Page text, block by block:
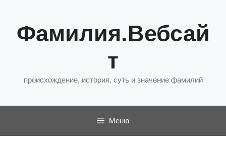
содержимому
Фамилия.Вебсай
т
происхождение, история, суть и значение фамилий
Меню